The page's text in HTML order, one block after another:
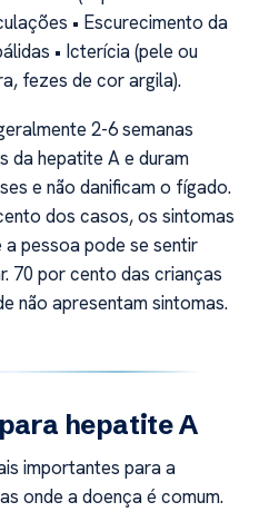
• Escurecimento da
• Icterícia (pele ou
fezes de cor argila).
2-6 semanas
da hepatite A e duram
e não danificam o fígado.
dos casos, os sintomas
pessoa pode se sentir
70 por cento das crianças
não apresentam sintomas.
hepatite A
importantes para a
onde a doença é comum.